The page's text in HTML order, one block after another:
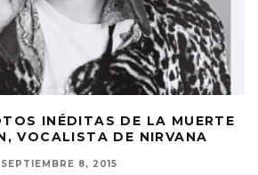
INÉDITAS DE LA MUERTE
VOCALISTA DE NIRVANA
SEPTIEMBRE 8, 2015